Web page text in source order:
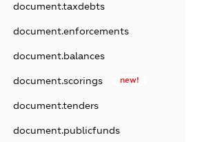
document.taxdebts
document.enforcements
document.balances
document.scorings new!
document.tenders
document.publicfunds